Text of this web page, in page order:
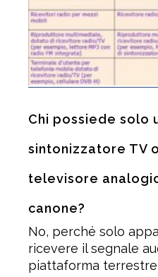
Chi possiede solo
sintonizzatore TV
televisore
canone?
No, perché solo
ricevere il segnale
piattaforma